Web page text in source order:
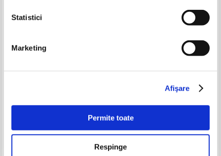
Statistici
Marketing
Afişare
Permite toate
Respinge
Adaugă în coș
Dawn Huebner - Ce sa faci... sa